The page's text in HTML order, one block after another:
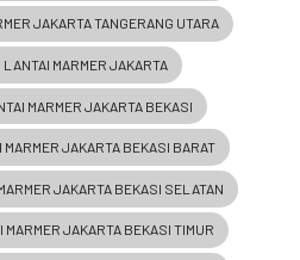
JAKARTA TANGERANG UTARA
MARMER JAKARTA
MARMER JAKARTA BEKASI
JAKARTA BEKASI BARAT
JAKARTA BEKASI SELATAN
JAKARTA BEKASI TIMUR